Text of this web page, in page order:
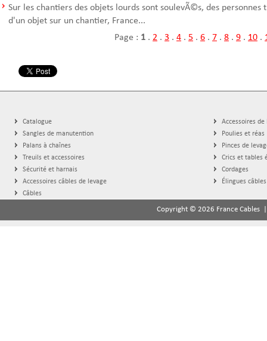
Sur les chantiers des objets lourds sont soulevÃ©s, des
d'un objet sur un chantier, France...
Page : 1 . 2 . 3 . 4 . 5 . 6 . 7 . 8 . 9 . 10 .
Catalogue
Sangles de manutention
Palans à chaînes
Treuils et accessoires
Sécurité et harnais
Accessoires câbles de levage
Câbles
Accessoires de
Poulies et réas
Pinces de
Crics et tables
Cordages
Élingues câbles
Copyright © 2026 France